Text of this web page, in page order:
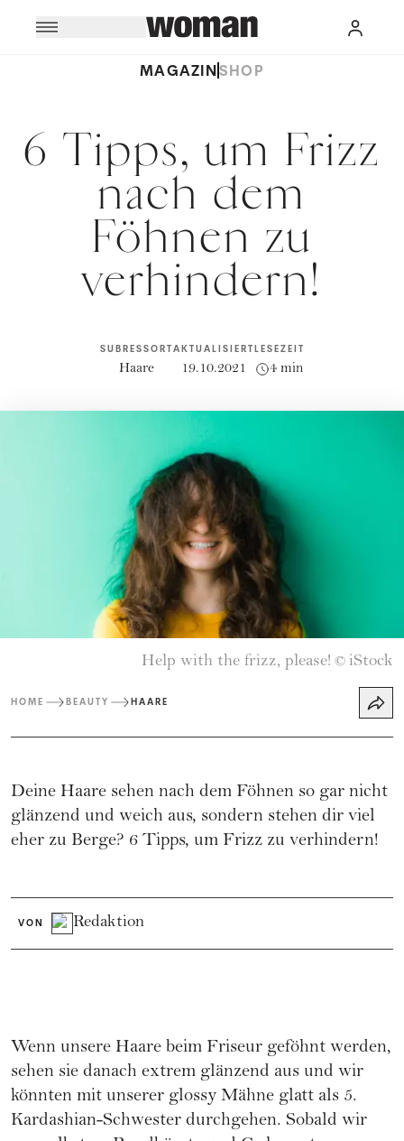
MAGAZINSHOP
6 Tipps, um Frizz
nach dem
Föhnen zu
verhindern!
SUBRESSORT
Haare
AKTUALISIERT
19.10.2021
LESEZEIT
4 min
Help with the frizz, please! © iStock
HOME BEAUTY HAARE
Deine Haare sehen nach dem Föhnen so gar nicht
glänzend und weich aus, sondern stehen dir viel
eher zu Berge? 6 Tipps, um Frizz zu verhindern!
VON Redaktion
Wenn unsere Haare beim Friseur geföhnt werden,
sehen sie danach extrem glänzend aus und wir
könnten mit unserer glossy Mähne glatt als 5.
Kardashian-Schwester durchgehen. Sobald wir